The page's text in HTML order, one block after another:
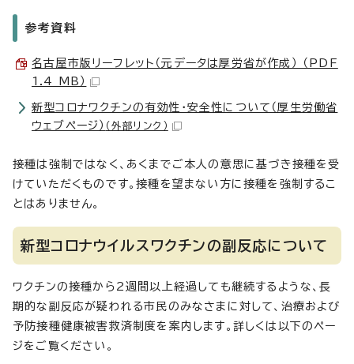
参考資料
名古屋市版リーフレット（元データは厚労省が作成） （PDF
1.4 MB）
新型コロナワクチンの有効性・安全性について（厚生労働省
ウェブページ） （外部リンク）
接種は強制ではなく、あくまでご本人の意思に基づき接種を受
けていただくものです。接種を望まない方に接種を強制するこ
とはありません。
新型コロナウイルスワクチンの副反応について
ワクチンの接種から2週間以上経過しても継続するような、長
期的な副反応が疑われる市民のみなさまに対して、治療および
予防接種健康被害救済制度を案内します。詳しくは以下のペー
ジをご覧ください。